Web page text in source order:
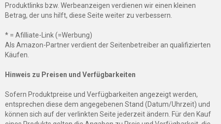
Produktlinks bzw. Werbeanzeigen verdienen wir einen kleinen
Betrag, der uns hilft, diese Seite weiter zu verbessern.
* = Afilliate-Link (=Werbung)
Als Amazon-Partner verdient der Seitenbetreiber an qualifizierten
Käufen.
Hinweis zu Preisen und Verfügbarkeiten
Sofern Produktpreise und Verfügbarkeiten angezeigt werden,
entsprechen diese dem angegebenen Stand (Datum/Uhrzeit) und
können sich auf der verlinkten Seite jederzeit ändern. Für den Kauf